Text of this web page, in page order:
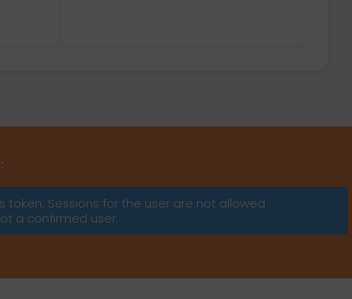
token: Sessions for the user are not allowed
a confirmed user.